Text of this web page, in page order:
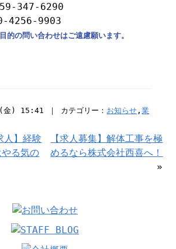
347-6290
4256-9903
的の問い合わせはご遠慮願います。
金) 15:41 ｜ カテゴリー： お知らせ ,業
人】経験
る気の
【求人募集】解体工事を極
めるなら株式会社西喜へ！
»